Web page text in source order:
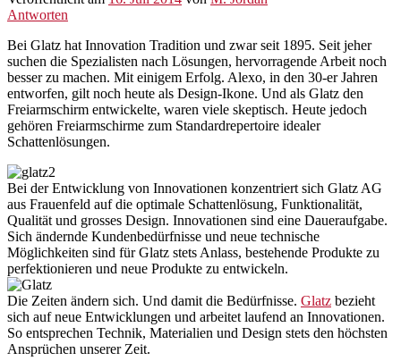
Antworten
Bei Glatz hat Innovation Tradition und zwar seit 1895. Seit jeher
suchen die Spezialisten nach Lösungen, hervorragende Arbeit noch
besser zu machen. Mit einigem Erfolg. Alexo, in den 30-er Jahren
entworfen, gilt noch heute als Design-Ikone. Und als Glatz den
Freiarmschirm entwickelte, waren viele skeptisch. Heute jedoch
gehören Freiarmschirme zum Standardrepertoire idealer
Schattenlösungen.
Bei der Entwicklung von Innovationen konzentriert sich Glatz AG
aus Frauenfeld auf die optimale Schattenlösung, Funktionalität,
Qualität und grosses Design. Innovationen sind eine Daueraufgabe.
Sich ändernde Kundenbedürfnisse und neue technische
Möglichkeiten sind für Glatz stets Anlass, bestehende Produkte zu
perfektionieren und neue Produkte zu entwickeln.
Die Zeiten ändern sich. Und damit die Bedürfnisse. Glatz bezieht
sich auf neue Entwicklungen und arbeitet laufend an Innovationen.
So entsprechen Technik, Materialien und Design stets den höchsten
Ansprüchen unserer Zeit.